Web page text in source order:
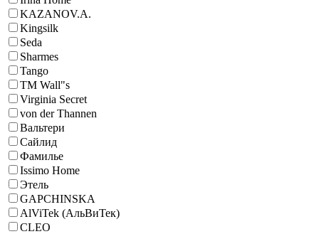
KAZANOV.A.
Kingsilk
Seda
Sharmes
Tango
ТМ Wall"s
Virginia Secret
von der Thannen
Вальтери
Сайлид
Фамилье
Issimo Home
Этель
GAPCHINSKA
AlViTek (АльВиТек)
CLEO